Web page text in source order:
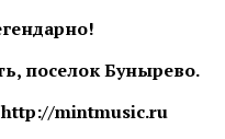
поселок Бунырево.
mintmusic.ru